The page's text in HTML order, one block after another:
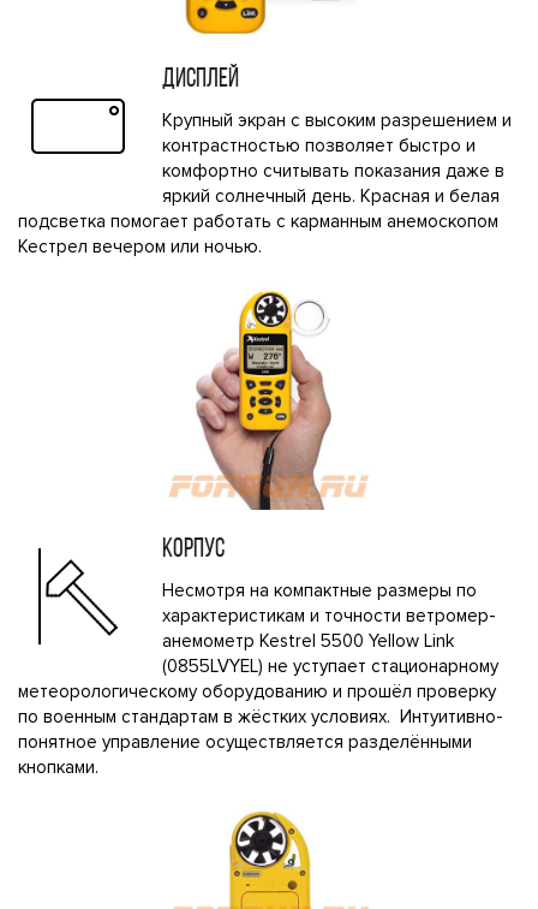
ДИСПЛЕЙ
Крупный экран с высоким разрешением и
контрастностью позволяет быстро и
комфортно считывать показания даже в
яркий солнечный день. Красная и белая
подсветка помогает работать с карманным анемоскопом
Кестрел вечером или ночью.
КОРПУС
Несмотря на компактные размеры по
характеристикам и точности ветромер-
анемометр Kestrel 5500 Yellow Link
(0855LVYEL) не уступает стационарному
метеорологическому оборудованию и прошёл проверку
по военным стандартам в жёстких условиях. Интуитивно-
понятное управление осуществляется разделёнными
кнопками.